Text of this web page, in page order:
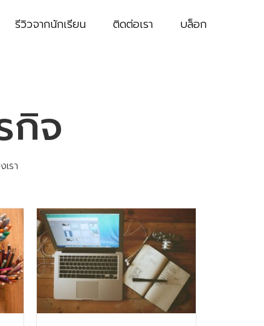
รีวิวจากนักเรียน ติดต่อเรา บล็อก
กิจ
รา